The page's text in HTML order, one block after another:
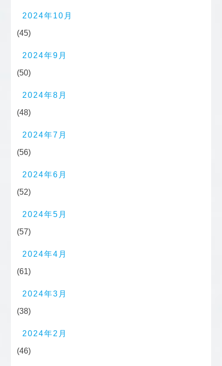
2024年10月
(45)
2024年9月
(50)
2024年8月
(48)
2024年7月
(56)
2024年6月
(52)
2024年5月
(57)
2024年4月
(61)
2024年3月
(38)
2024年2月
(46)